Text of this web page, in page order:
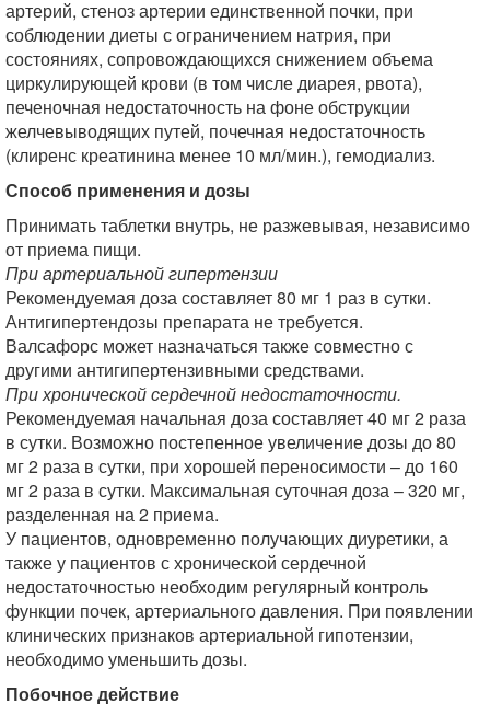
артерий, стеноз артерии единственной почки, при
соблюдении диеты с ограничением натрия, при
состояниях, сопровождающихся снижением объема
циркулирующей крови (в том числе диарея, рвота),
печеночная недостаточность на фоне обструкции
желчевыводящих путей, почечная недостаточность
(клиренс креатинина менее 10 мл/мин.), гемодиализ.
Способ применения и дозы
Принимать таблетки внутрь, не разжевывая, независимо
от приема пищи.
При артериальной гипертензии
Рекомендуемая доза составляет 80 мг 1 раз в сутки.
Антигипертендозы препарата не требуется.
Валсафорс может назначаться также совместно с
другими антигипертензивными средствами.
При хронической сердечной недостаточности.
Рекомендуемая начальная доза составляет 40 мг 2 раза
в сутки. Возможно постепенное увеличение дозы до 80
мг 2 раза в сутки, при хорошей переносимости – до 160
мг 2 раза в сутки. Максимальная суточная доза – 320 мг,
разделенная на 2 приема.
У пациентов, одновременно получающих диуретики, а
также у пациентов с хронической сердечной
недостаточностью необходим регулярный контроль
функции почек, артериального давления. При появлении
клинических признаков артериальной гипотензии,
необходимо уменьшить дозы.
Побочное действие